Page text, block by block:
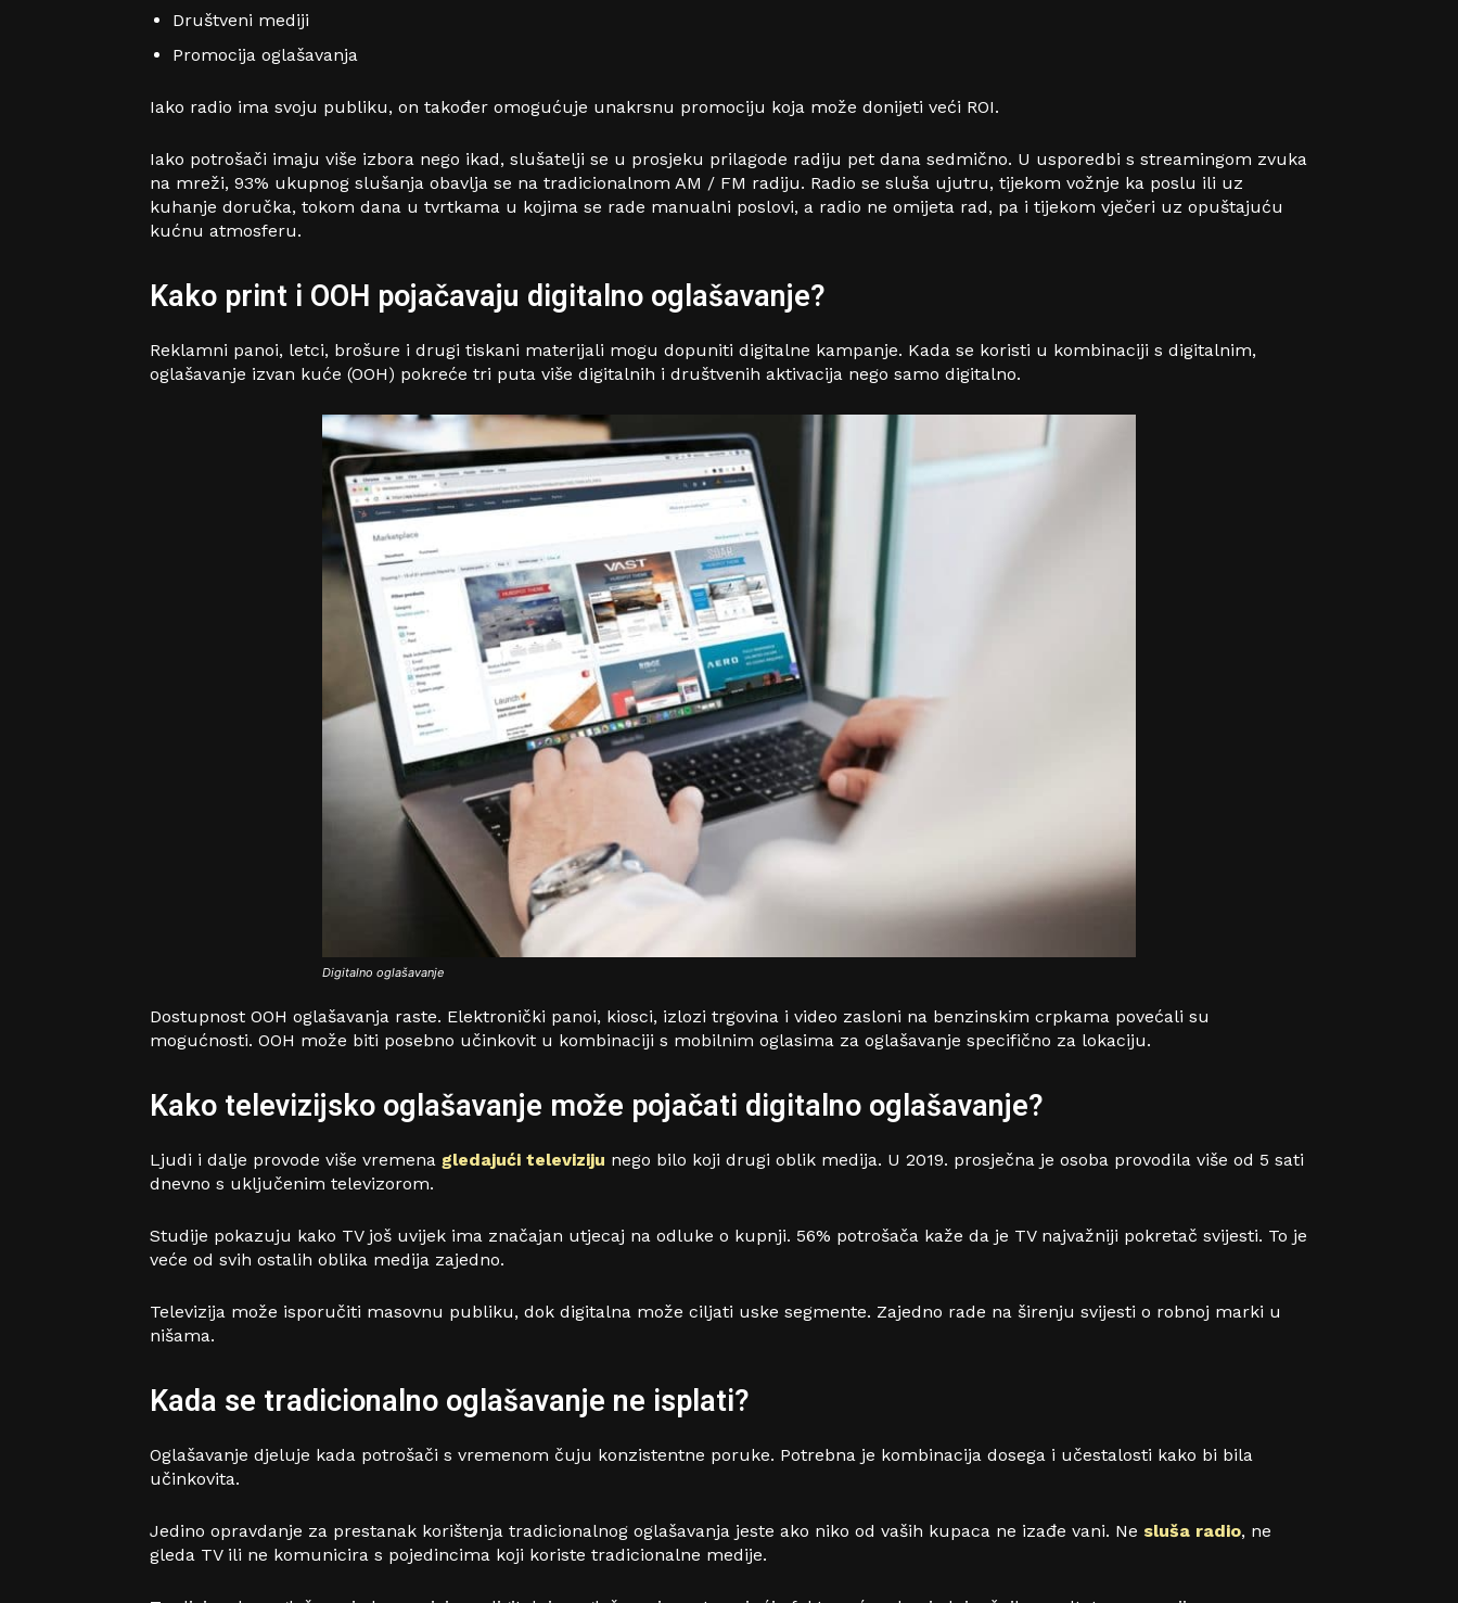
Društveni mediji
Promocija oglašavanja
Iako radio ima svoju publiku, on također omogućuje unakrsnu promociju koja može donijeti veći ROI.
Iako potrošači imaju više izbora nego ikad, slušatelji se u prosjeku prilagode radiju pet dana sedmično. U usporedbi s streamingom zvuka
na mreži, 93% ukupnog slušanja obavlja se na tradicionalnom AM / FM radiju. Radio se sluša ujutru, tijekom vožnje ka poslu ili uz
kuhanje doručka, tokom dana u tvrtkama u kojima se rade manualni poslovi, a radio ne omijeta rad, pa i tijekom vječeri uz opuštajuću
kućnu atmosferu.
Kako print i OOH pojačavaju digitalno oglašavanje?
Reklamni panoi, letci, brošure i drugi tiskani materijali mogu dopuniti digitalne kampanje. Kada se koristi u kombinaciji s digitalnim,
oglašavanje izvan kuće (OOH) pokreće tri puta više digitalnih i društvenih aktivacija nego samo digitalno.
Digitalno oglašavanje
Dostupnost OOH oglašavanja raste. Elektronički panoi, kiosci, izlozi trgovina i video zasloni na benzinskim crpkama povećali su
mogućnosti. OOH može biti posebno učinkovit u kombinaciji s mobilnim oglasima za oglašavanje specifično za lokaciju.
Kako televizijsko oglašavanje može pojačati digitalno oglašavanje?
Ljudi i dalje provode više vremena gledajući televiziju nego bilo koji drugi oblik medija. U 2019. prosječna je osoba provodila više od 5 sati
dnevno s uključenim televizorom.
Studije pokazuju kako TV još uvijek ima značajan utjecaj na odluke o kupnji. 56% potrošača kaže da je TV najvažniji pokretač svijesti. To je
veće od svih ostalih oblika medija zajedno.
Televizija može isporučiti masovnu publiku, dok digitalna može ciljati uske segmente. Zajedno rade na širenju svijesti o robnoj marki u
nišama.
Kada se tradicionalno oglašavanje ne isplati?
Oglašavanje djeluje kada potrošači s vremenom čuju konzistentne poruke. Potrebna je kombinacija dosega i učestalosti kako bi bila
učinkovita.
Jedino opravdanje za prestanak korištenja tradicionalnog oglašavanja jeste ako niko od vaših kupaca ne izađe vani. Ne sluša radio, ne
gleda TV ili ne komunicira s pojedincima koji koriste tradicionalne medije.